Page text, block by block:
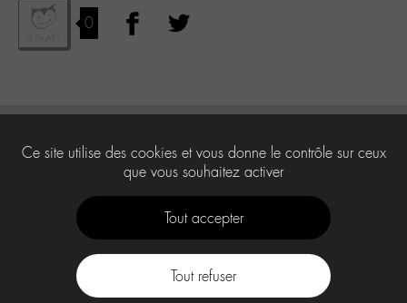
0
Ce site utilise des cookies et vous donne le contrôle sur ceux
que vous souhaitez activer
Tout accepter
Tout refuser